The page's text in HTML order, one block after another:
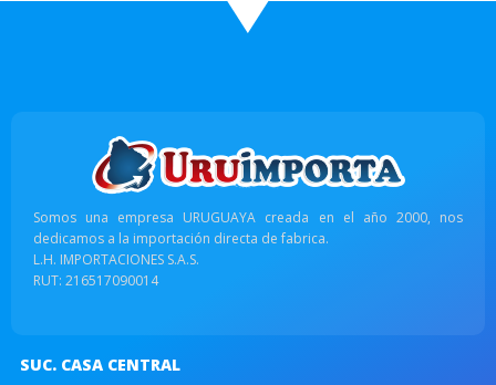
Somos una empresa URUGUAYA creada en el año 2000, nos
dedicamos a la importación directa de fabrica.
L.H. IMPORTACIONES S.A.S.
RUT: 216517090014
SUC. CASA CENTRAL